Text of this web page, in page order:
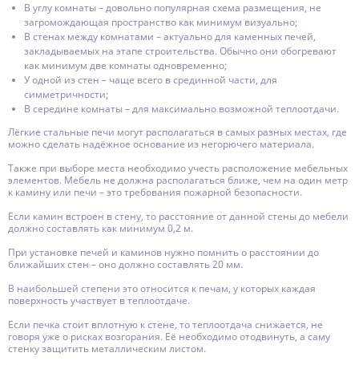
В углу комнаты – довольно популярная схема размещения, не
загромождающая пространство как минимум визуально;
В стенах между комнатами – актуально для каменных печей,
закладываемых на этапе строительства. Обычно они обогревают
как минимум две комнаты одновременно;
У одной из стен – чаще всего в срединной части, для
симметричности;
В середине комнаты – для максимально возможной теплоотдачи.
Лёгкие стальные печи могут располагаться в самых разных местах, где
можно сделать надёжное основание из негорючего материала.
Также при выборе места необходимо учесть расположение мебельных
элементов. Мебель не должна располагаться ближе, чем на один метр
к камину или печи – это требования пожарной безопасности.
Если камин встроен в стену, то расстояние от данной стены до мебели
должно составлять как минимум 0,2 м.
При установке печей и каминов нужно помнить о расстоянии до
ближайших стен – оно должно составлять 20 мм.
В наибольшей степени это относится к печам, у которых каждая
поверхность участвует в теплоотдаче.
Если печка стоит вплотную к стене, то теплоотдача снижается, не
говоря уже о рисках возгорания. Её необходимо отодвинуть, а саму
стенку защитить металлическим листом.